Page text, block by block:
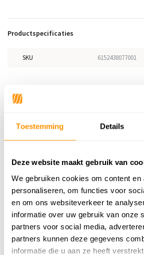
Toestemming Details
Deze website maakt gebruik van
We gebruiken cookies om content en
personaliseren, om functies voor
en om ons websiteverkeer te
informatie over uw gebruik van onze
partners voor social media,
partners kunnen deze gegevens
informatie die u aan ze heeft
89,95
Buy now, pay later
Productspecificaties
SKU 6152438077001
Reviews
Gemiddelde uit 1
5/ 5
Gepost door: Adriaan op 4 Juni 2025